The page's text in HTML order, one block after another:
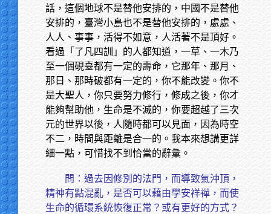
話，這個地球不是替他安排的，中國不是替他
安排的，臺灣小島也不是替他安排的，處處、
人人、事事，活得不如意，人活著不是頂好。
看過「了凡四訓」的人都知道，一草、一木乃
至一個硯臺都有一定的壽命，它那年、那月、
那日、那時破都有一定的，你不能改變。你不
是大聖人，你只要努力修行，修成之後，你才
能夠幫助他，生命是不滅的，你要超越了三次
元的世界以後，人隨時都可以見面，因為時空
不二，時間與距離是合一的。我本來想講更詳
細一點，可惜找不到恰當的辭彙。
問：過去因修別的法門，而導致氣沖頂，
精神有點混亂，是否可以藉由學安祥禪，而使
生命的循環系統恢復正常？或有更好的方式？